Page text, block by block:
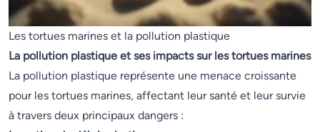
Les tortues marines et la pollution plastique
La pollution plastique et ses impacts sur les tortues marines
La pollution plastique représente une menace croissante
pour les tortues marines, affectant leur santé et leur survie
à travers deux principaux dangers :